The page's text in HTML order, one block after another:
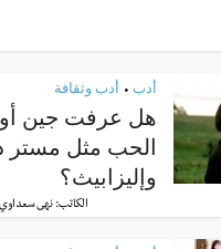
أدب • أدب وثقافة
هل عرفت جين
الحب مثل مستر
وإليزابيث؟
الكاتب: نهى سعداوي